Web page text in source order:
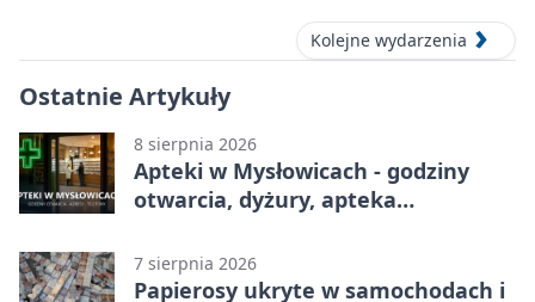
Kolejne wydarzenia
Ostatnie Artykuły
8 sierpnia 2026
Apteki w Mysłowicach - godziny
otwarcia, dyżury, apteka
7 sierpnia 2026
Papierosy ukryte w samochodach i